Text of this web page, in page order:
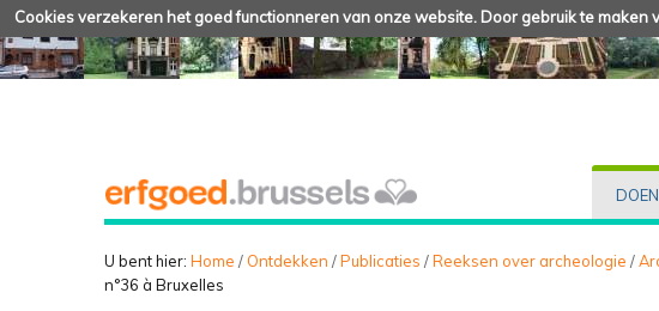
Cookies verzekeren het goed functionneren van onze website. Door gebruik te maken
DOEN
U bent hier: Home / Ontdekken /Publicaties /Reeksen over archeologie /
n°36 à Bruxelles